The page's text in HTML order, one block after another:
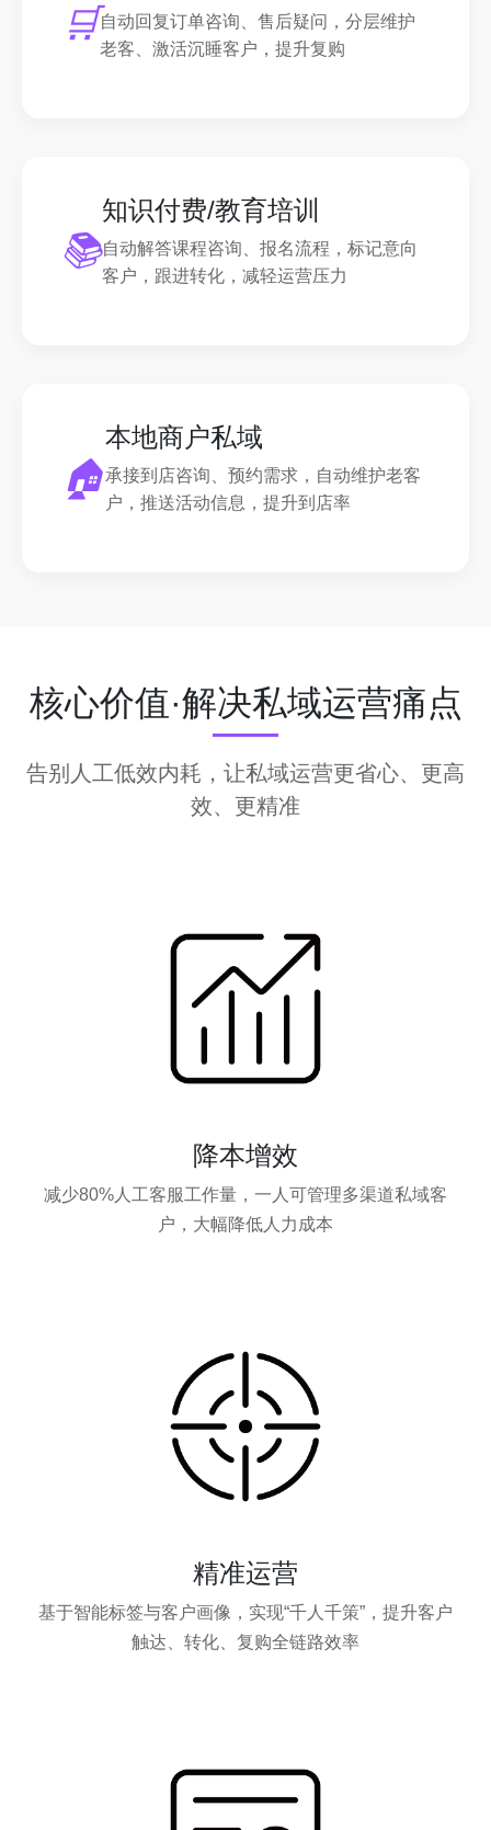
🛒自动回复订单咨询、售后疑问，分层维护
老客、激活沉睡客户，提升复购
📚
知识付费/教育培训
自动解答课程咨询、报名流程，标记意向
客户，跟进转化，减轻运营压力
🏠
本地商户私域
承接到店咨询、预约需求，自动维护老客
户，推送活动信息，提升到店率
核心价值·解决私域运营痛点
告别人工低效内耗，让私域运营更省心、更高
效、更精准
降本增效
减少80%人工客服工作量，一人可管理多渠道私域客
户，大幅降低人力成本
精准运营
基于智能标签与客户画像，实现“千人千策”，提升客户
触达、转化、复购全链路效率